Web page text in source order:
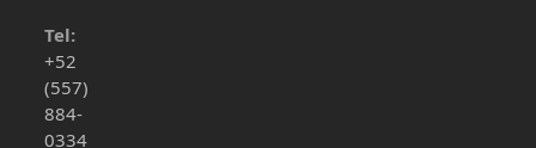
Tel:
+52
(557)
884-
0334